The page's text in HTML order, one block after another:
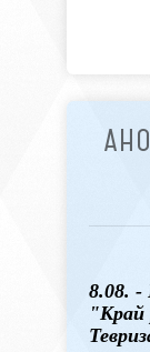
8.08.
"Край